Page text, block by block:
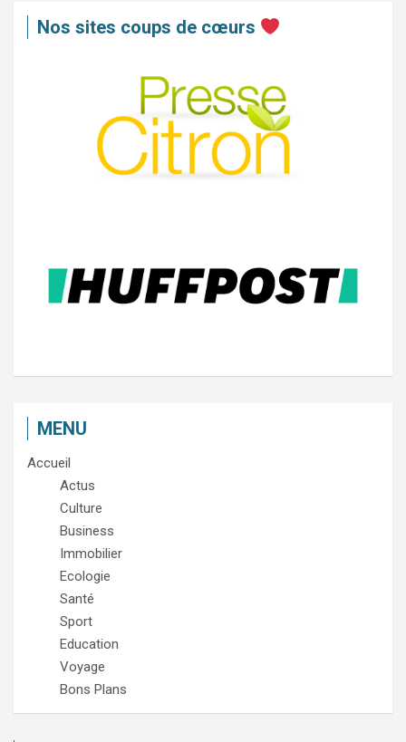
Nos sites coups de cœurs
MENU
Accueil
Actus
Culture
Business
Immobilier
Ecologie
Santé
Sport
Education
Voyage
Bons Plans